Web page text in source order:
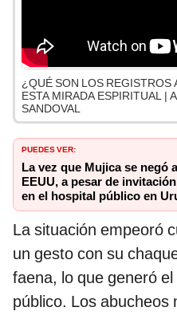
¿QUÉ SON LOS REGISTROS
ESTA MIRADA ESPIRITUAL |
SANDOVAL
PUEDES VER:
La vez que Mujica se negó
EEUU, a pesar de
en el hospital público en
La situación empeoró
un gesto con su
faena, lo que generó
público. Los abucheos